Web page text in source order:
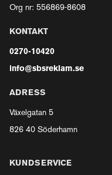
Org nr: 556869-8608
KONTAKT
0270-10420
info@sbsreklam.se
ADRESS
Växelgatan 5
826 40 Söderhamn
KUNDSERVICE